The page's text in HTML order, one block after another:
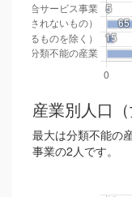
産業別人口（
最大は分類不能の
事業の2人です。